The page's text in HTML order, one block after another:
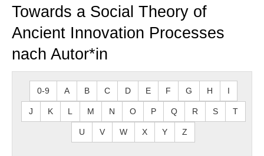
Towards a Social Theory of
Ancient Innovation Processes
nach Autor*in
0-9 A B C D E F G H I
J K L M N O P Q R S T
U V W X Y Z